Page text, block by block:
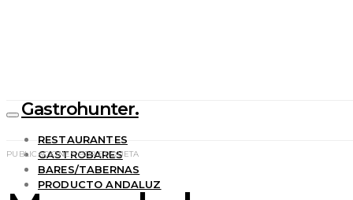
Gastrohunter.
RESTAURANTES
GASTROBARES
BARES/TABERNAS
PRODUCTO ANDALUZ
PUBLICACIONES POR ETIQUETA